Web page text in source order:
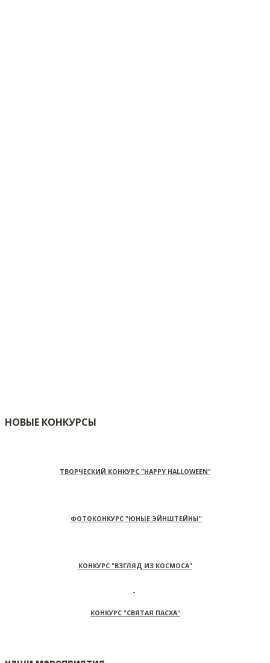
НОВЫЕ КОНКУРСЫ
ТВОРЧЕСКИЙ КОНКУРС "HAPPY HALLOWEEN"
ФОТОКОНКУРС "ЮНЫЕ ЭЙНШТЕЙНЫ"
КОНКУРС "ВЗГЛЯД ИЗ КОСМОСА"
КОНКУРС "СВЯТАЯ ПАСХА"